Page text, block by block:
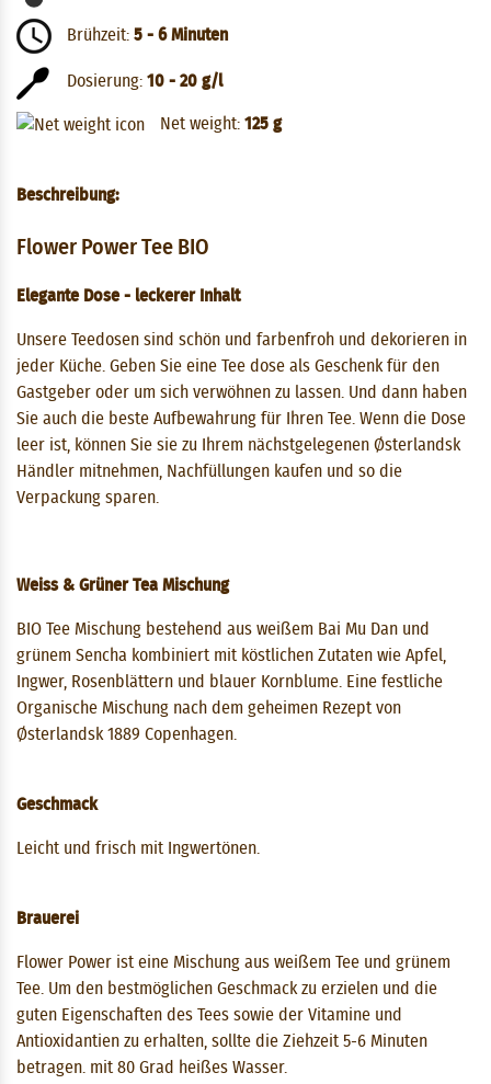
Brühzeit: 5 - 6 Minuten
Dosierung: 10 - 20 g/l
Net weight: 125 g
Beschreibung:
Flower Power Tee BIO
Elegante Dose - leckerer Inhalt
Unsere Teedosen sind schön und farbenfroh und dekorieren in
jeder Küche. Geben Sie eine Tee dose als Geschenk für den
Gastgeber oder um sich verwöhnen zu lassen. Und dann haben
Sie auch die beste Aufbewahrung für Ihren Tee. Wenn die Dose
leer ist, können Sie sie zu Ihrem nächstgelegenen Østerlandsk
Händler mitnehmen, Nachfüllungen kaufen und so die
Verpackung sparen.
Weiss & Grüner Tea Mischung
BIO Tee Mischung bestehend aus weißem Bai Mu Dan und
grünem Sencha kombiniert mit köstlichen Zutaten wie Apfel,
Ingwer, Rosenblättern und blauer Kornblume. Eine festliche
Organische Mischung nach dem geheimen Rezept von
Østerlandsk 1889 Copenhagen.
Geschmack
Leicht und frisch mit Ingwertönen.
Brauerei
Flower Power ist eine Mischung aus weißem Tee und grünem
Tee. Um den bestmöglichen Geschmack zu erzielen und die
guten Eigenschaften des Tees sowie der Vitamine und
Antioxidantien zu erhalten, sollte die Ziehzeit 5-6 Minuten
betragen. mit 80 Grad heißes Wasser.